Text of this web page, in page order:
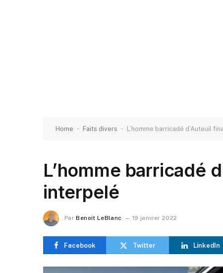
Home - Faits divers - L’homme barricadé d’Auteuil
L’homme barricadé
interpelé
Par Benoit LeBlanc 19 janvier 2022
Facebook Twitter LinkedIn